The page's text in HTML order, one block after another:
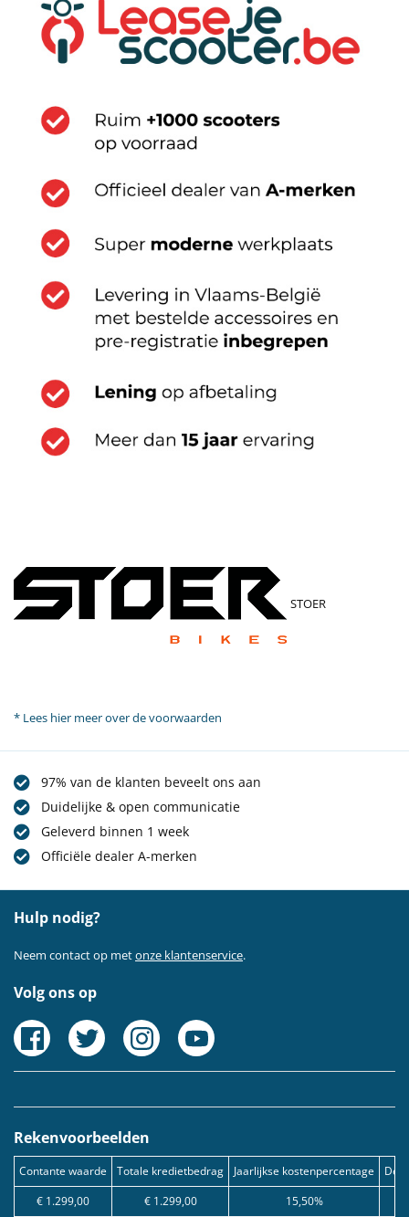
STOER
* Lees hier meer over de voorwaarden
97% van de klanten beveelt ons aan
Duidelijke & open communicatie
Geleverd binnen 1 week
Officiële dealer A-merken
Hulp nodig?
Neem contact op metonze klantenservice.
Volg ons op
Rekenvoorbeelden
Contante waarde Totale kredietbedrag Jaarlijkse kostenpercentage
€ 1.299,00
€ 1.299,00 15,50%